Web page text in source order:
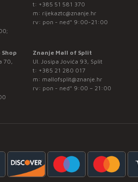
t: +385 51 581 370
m: rijekaztc@znanje.hr
rv: pon - ned* 9:00-21:00
70,
Znanje Mall of Split
Ul. Josipa Jovića 93, Split
t: +385 21 280 017
m: mallofsplit@znanje.hr
rv: pon - ned* 9:00 – 21:00